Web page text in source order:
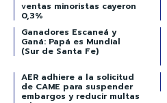
ventas minoristas cayeron
0,3%
Ganadores Escaneá y
Ganá: Papá es Mundial
(Sur de Santa Fe)
AER adhiere a la solicitud
de CAME para suspender
embargos y reducir multas